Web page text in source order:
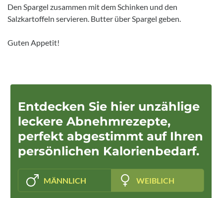
Den Spargel zusammen mit dem Schinken und den
Salzkartoffeln servieren. Butter über Spargel geben.
Guten Appetit!
Entdecken Sie hier unzählige
leckere Abnehmrezepte,
perfekt abgestimmt auf Ihren
persönlichen Kalorienbedarf.
MÄNNLICH WEIBLICH